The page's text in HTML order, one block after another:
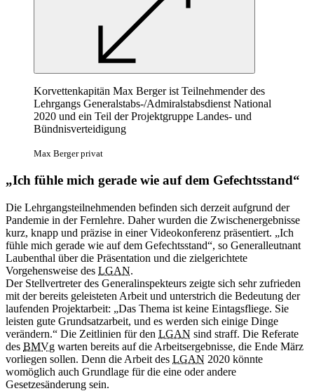
Korvettenkapitän Max Berger ist Teilnehmender des
Lehrgangs Generalstabs-/Admiralstabsdienst National
2020 und ein Teil der Projektgruppe Landes- und
Bündnisverteidigung
Max Berger privat
„Ich fühle mich gerade wie auf dem Gefechtsstand“
Die Lehrgangsteilnehmenden befinden sich derzeit aufgrund der
Pandemie in der Fernlehre. Daher wurden die Zwischenergebnisse
kurz, knapp und präzise in einer Videokonferenz präsentiert. „Ich
fühle mich gerade wie auf dem Gefechtsstand“, so Generalleutnant
Laubenthal über die Präsentation und die zielgerichtete
Vorgehensweise des LGAN.
Der Stellvertreter des Generalinspekteurs zeigte sich sehr zufrieden
mit der bereits geleisteten Arbeit und unterstrich die Bedeutung der
laufenden Projektarbeit: „Das Thema ist keine Eintagsfliege. Sie
leisten gute Grundsatzarbeit, und es werden sich einige Dinge
verändern.“ Die Zeitlinien für den LGAN sind straff. Die Referate
des BMVg warten bereits auf die Arbeitsergebnisse, die Ende März
vorliegen sollen. Denn die Arbeit des LGAN 2020 könnte
womöglich auch Grundlage für die eine oder andere
Gesetzesänderung sein.